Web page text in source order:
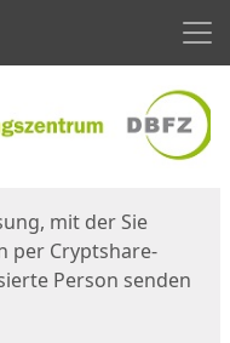
mit der Sie
per Cryptshare-
Person senden